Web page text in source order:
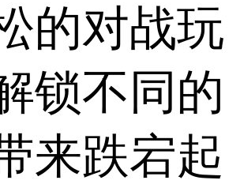
的对战玩
锁不同的
来跌宕起